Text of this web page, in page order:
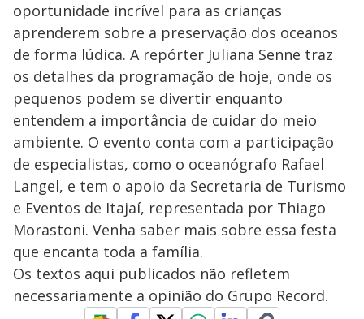
oportunidade incrível para as crianças
aprenderem sobre a preservação dos oceanos
de forma lúdica. A repórter Juliana Senne traz
os detalhes da programação de hoje, onde os
pequenos podem se divertir enquanto
entendem a importância de cuidar do meio
ambiente. O evento conta com a participação
de especialistas, como o oceanógrafo Rafael
Langel, e tem o apoio da Secretaria de Turismo
e Eventos de Itajaí, representada por Thiago
Morastoni. Venha saber mais sobre essa festa
que encanta toda a família.
Os textos aqui publicados não refletem
necessariamente a opinião do Grupo Record.